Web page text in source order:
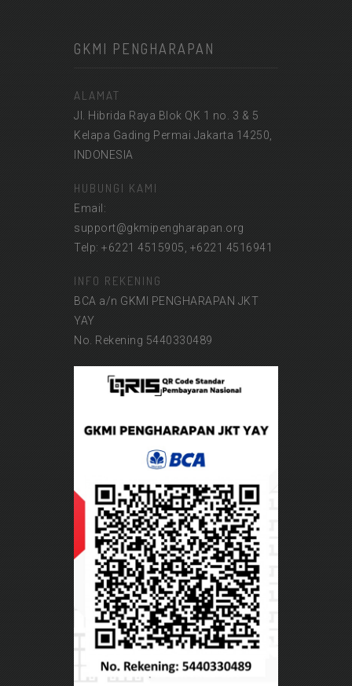
GKMI PENGHARAPAN
ALAMAT
Jl. Hibrida Raya Blok QK 1 no. 3 & 5
Kelapa Gading Permai Jakarta 14250,
INDONESIA
HUBUNGI KAMI
Email:
support@gkmipengharapan.org
Telp: +6221 4515905, +6221 4516941
INFO REKENING
BCA a/n GKMI PENGHARAPAN JKT
YAY
No. Rekening 5440330489